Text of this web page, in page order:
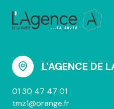
L'AGENCE DE
01 30 47 47 01
tmz1@orange.fr